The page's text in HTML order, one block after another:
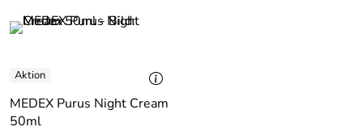
MEDEX Purus Night Cream
50ml